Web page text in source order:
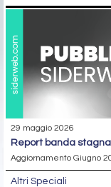
29 maggio 2026
report banda
Aggiornamento Giugno
Altri Speciali